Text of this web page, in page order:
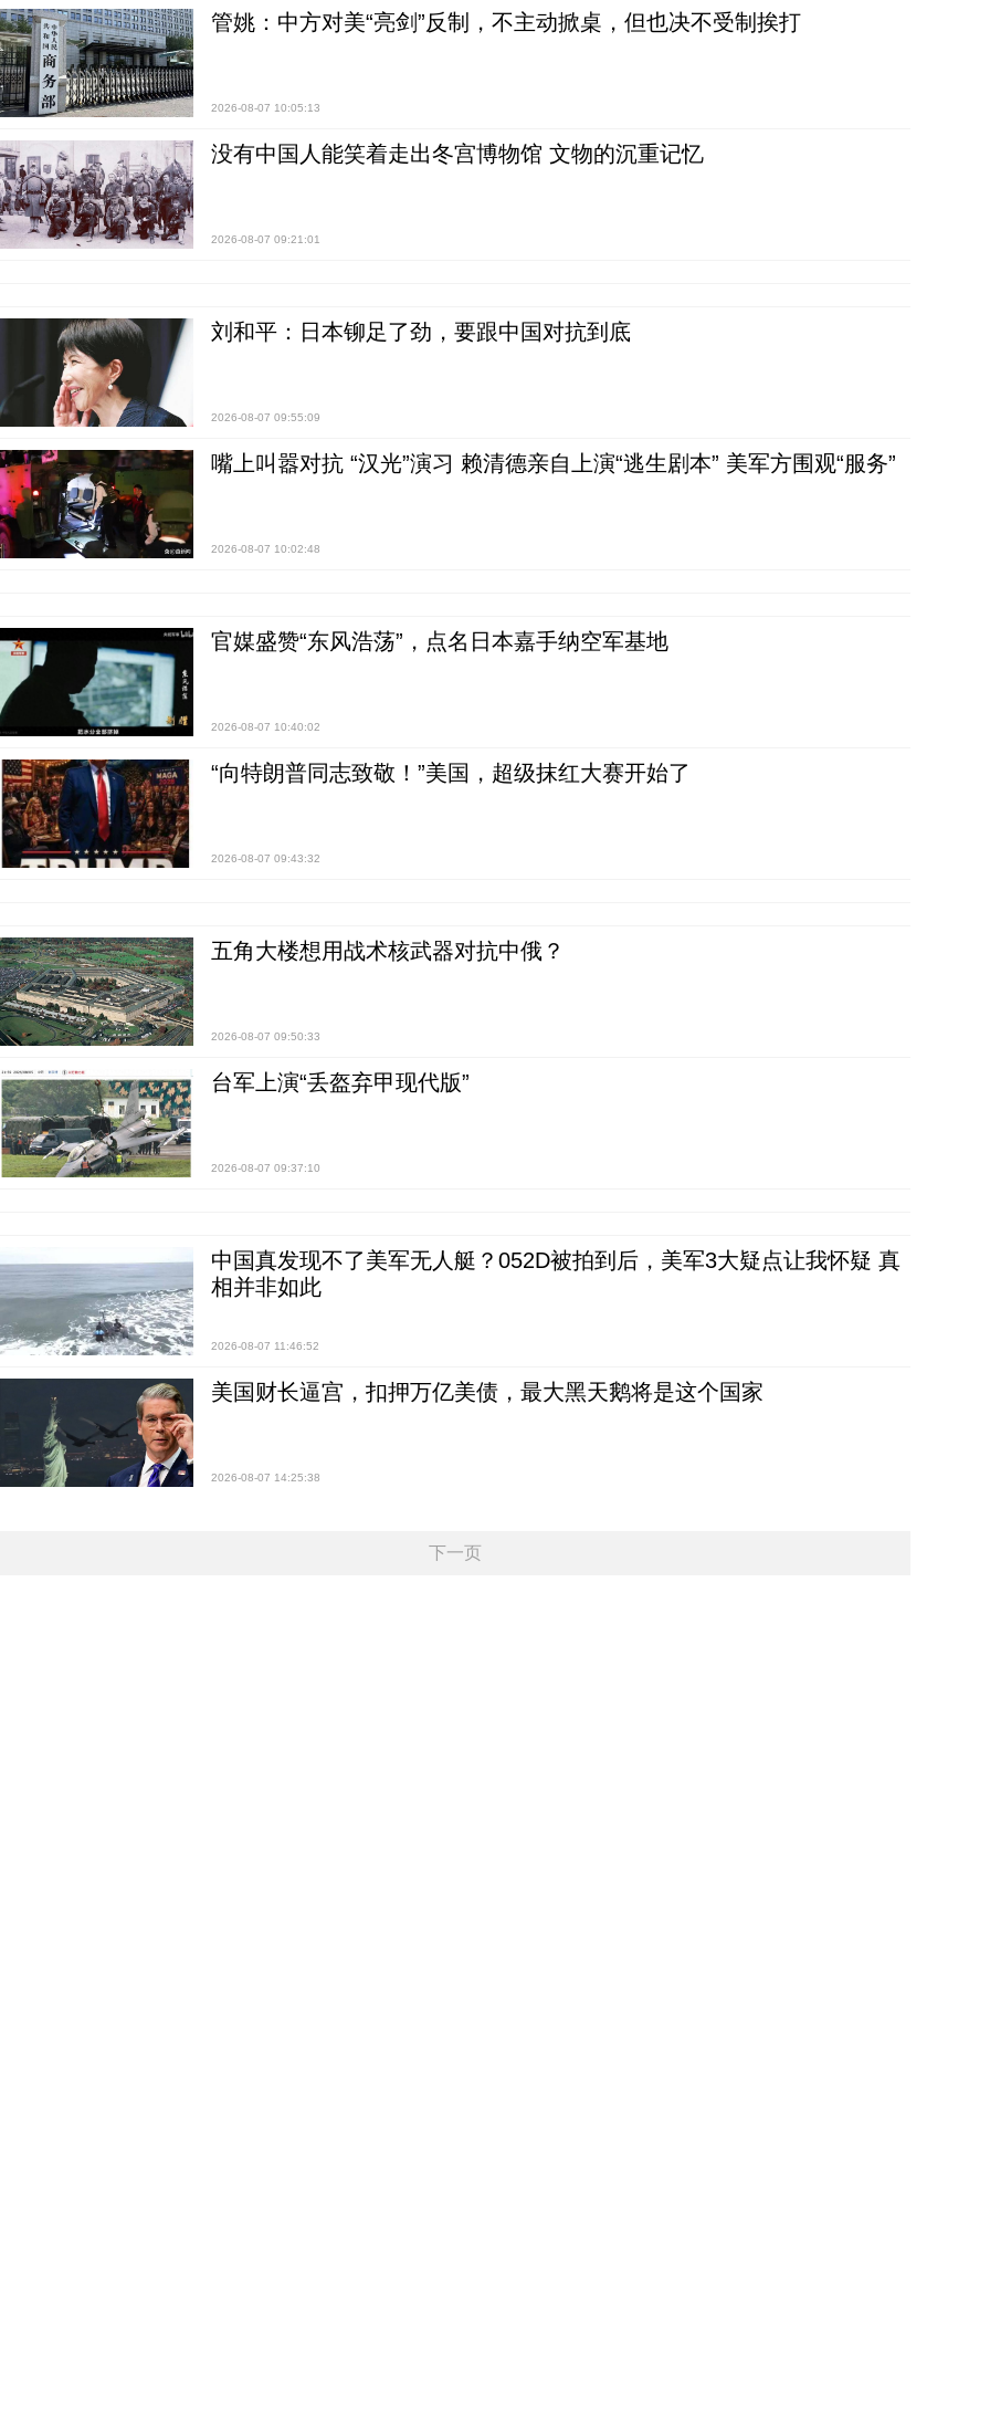
管姚：中方对美“亮剑”反制，不主动掀桌，但也决不受制挨打
2026-08-07 10:05:13
没有中国人能笑着走出冬宫博物馆 文物的沉重记忆
2026-08-07 09:21:01
刘和平：日本铆足了劲，要跟中国对抗到底
2026-08-07 09:55:09
嘴上叫嚣对抗 “汉光”演习 赖清德亲自上演“逃生剧本” 美军方围观“服务”
2026-08-07 10:02:48
官媒盛赞“东风浩荡”，点名日本嘉手纳空军基地
2026-08-07 10:40:02
“向特朗普同志致敬！”美国，超级抹红大赛开始了
2026-08-07 09:43:32
五角大楼想用战术核武器对抗中俄？
2026-08-07 09:50:33
台军上演“丢盔弃甲现代版”
2026-08-07 09:37:10
中国真发现不了美军无人艇？052D被拍到后，美军3大疑点让我怀疑 真
相并非如此
2026-08-07 11:46:52
美国财长逼宫，扣押万亿美债，最大黑天鹅将是这个国家
2026-08-07 14:25:38
下一页